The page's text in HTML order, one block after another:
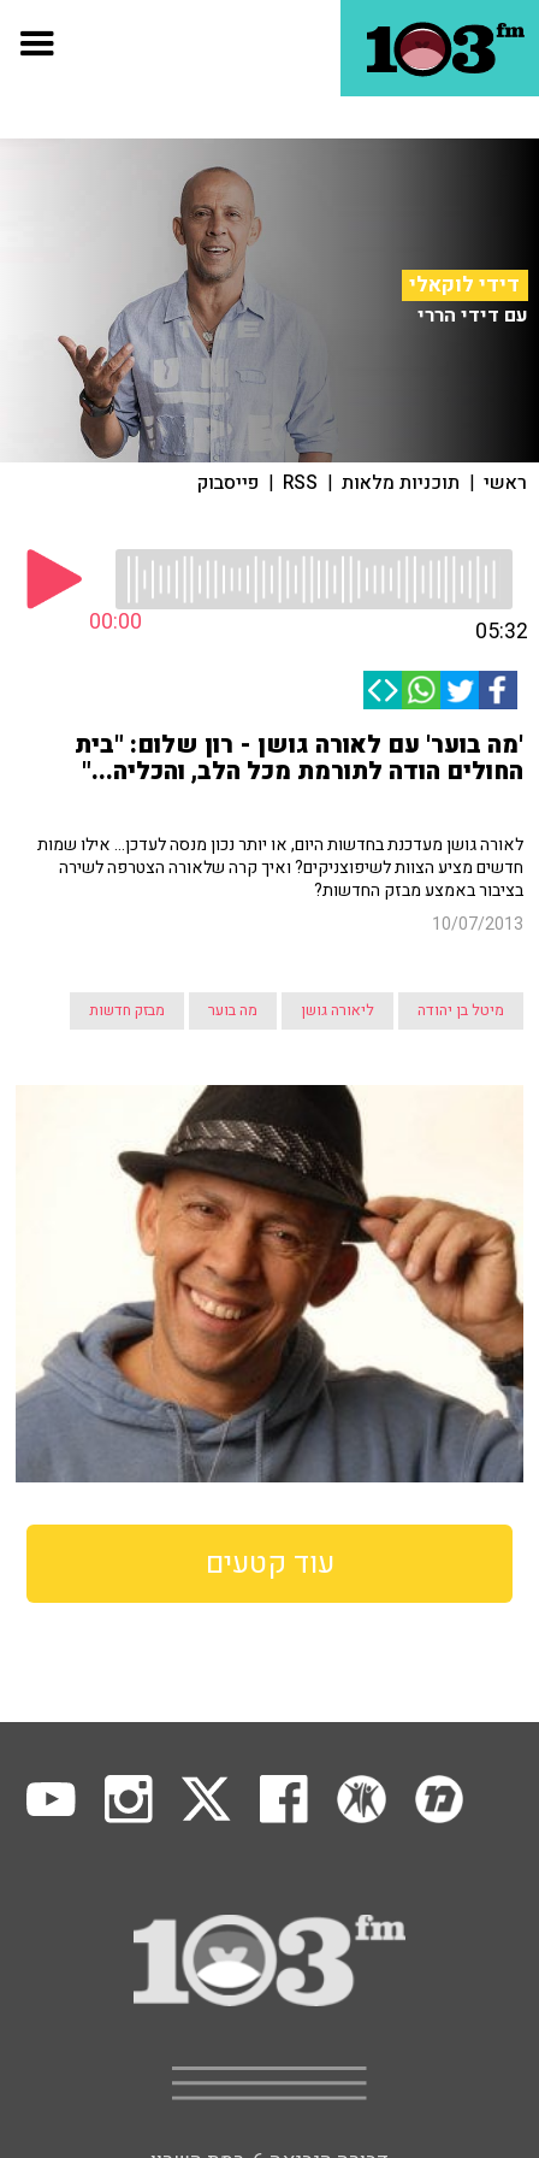
דידי לוקאלי
עם דידי הררי
ראשי | תוכניות מלאות |
RSS
| פייסבוק
00:00 05:32
'מה בוער' עם לאורה גושן - רון שלום: "בית
החולים הודה לתורמת מכל הלב, והכליה..."
לאורה גושן מעדכנת בחדשות היום, או יותר נכון מנסה לעדכן... אילו שמות
חדשים מציע הצוות לשיפוצניקים? ואיך קרה שלאורה הצטרפה לשירה
בציבור באמצע מבזק החדשות?
10/07/2013
מיטל בן יהודה ליאורה גושן מה בוער מבזק חדשות
עוד קטעים